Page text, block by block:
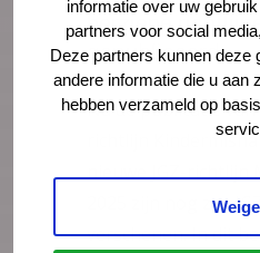
informatie over uw
partners voor social
Deze partners kunnen deze
andere informatie die u aan
hebben verzameld op
herziene
gepubliceerd
Na de publicatie van
richtlijn
nieuwe JGZ-richtlijn
2025 zijn nog zes
verschenen. In dit
Ga
artikel